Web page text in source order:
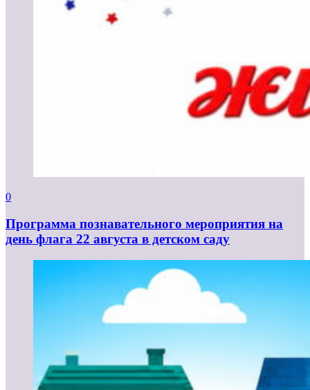
0
Программа познавательного мероприятия на
день флага 22 августа в детском саду